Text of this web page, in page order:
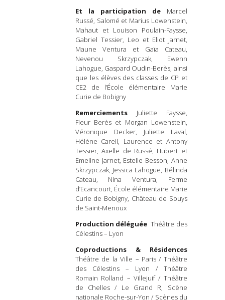
Et la participation de Marcel
Russé, Salomé et Marius Lowenstein,
Mahaut et Louison Poulain-Faysse,
Gabriel Tessier, Leo et Eliot Jarnet,
Maune Ventura et Gaïa Cateau,
Nevenou Skrzypczak, Ewenn
Lahogue, Gaspard Oudin-Berès, ainsi
que les élèves des classes de CP et
CE2 de l’École élémentaire Marie
Curie de Bobigny
Remerciements Juliette Faysse,
Fleur Berès et Morgan Lowenstein,
Véronique Decker, Juliette Laval,
Hélène Careil, Laurence et Antony
Tessier, Axelle de Russé, Hubert et
Emeline Jarnet, Estelle Besson, Anne
Skrzypczak, Jessica Lahogue, Bélinda
Cateau, Nina Ventura, Ferme
d’Ecancourt, École élémentaire Marie
Curie de Bobigny, Château de Souys
de Saint-Menoux
Production déléguée Théâtre des
Célestins – Lyon
Coproductions & Résidences
Théâtre de la Ville – Paris / Théâtre
des Célestins – Lyon / Théâtre
Romain Rolland – Villejuif / Théâtre
de Chelles / Le Grand R, Scène
nationale Roche-sur-Yon / Scènes du